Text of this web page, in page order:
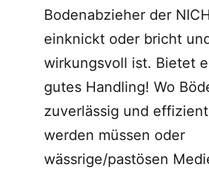
Bodenabzieher der
einknickt oder bricht
wirkungsvoll ist. Bietet
gutes Handling! Wo
zuverlässig und
werden müssen oder
wässrige/pastösen